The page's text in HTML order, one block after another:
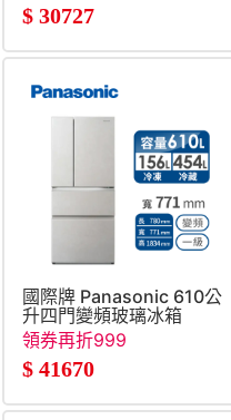
$ 30727
國際牌 Panasonic 610公
升四門變頻玻璃冰箱
領券再折999
$ 41670